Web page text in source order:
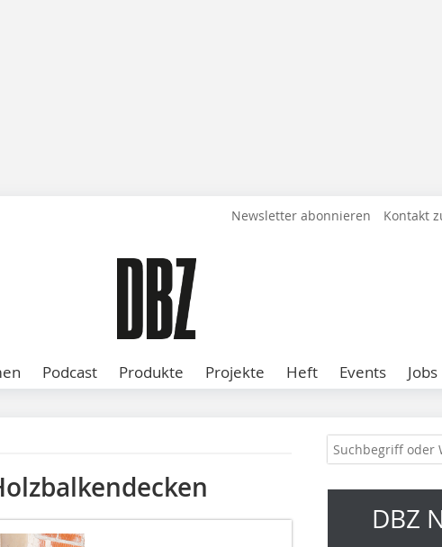
Newsletter abonnieren Kontakt
Podcast Produkte Projekte Heft Events Jobs
DBZ